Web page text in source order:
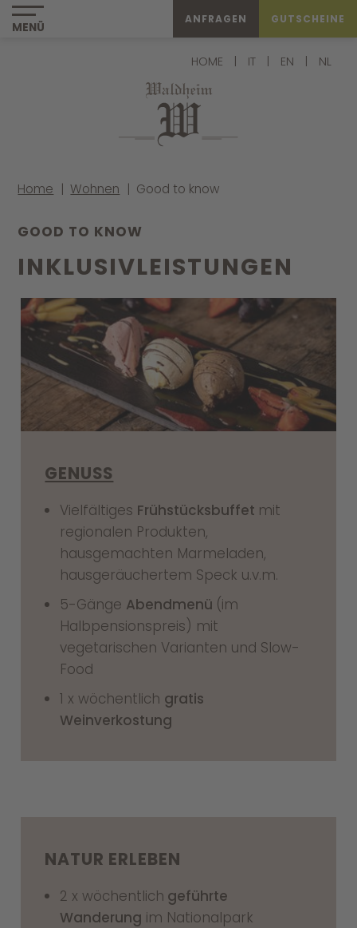
HOME IT EN NL
MENÜ
ANFRAGEN GUTSCHEINE
Home | Wohnen | Good to know
GOOD TO KNOW
INKLUSIV­LEISTUNGEN
GENUSS
Vielfältiges Frühstücksbuffet mit
regionalen Produkten,
hausgemachten Marmeladen,
hausgeräuchertem Speck u.v.m.
5-Gänge Abendmenü (im
Halbpensionspreis) mit
vegetarischen Varianten und Slow-
Food
1 x wöchentlich gratis
Weinverkostung
NATUR ERLEBEN
2 x wöchentlich geführte
Wanderung im Nationalpark